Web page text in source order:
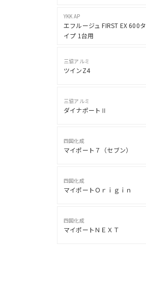
YKK AP
エフルージュ FIRST EX 600タ
イプ 1台用
三協アルミ
ツインZ4
三協アルミ
ダイナポートⅡ
四国化成
マイポート７（セブン）
四国化成
マイポートＯｒｉｇｉｎ
四国化成
マイポートＮＥＸＴ